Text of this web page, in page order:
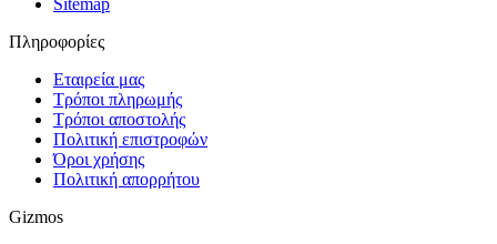
Sitemap
Πληροφορίες
Εταιρεία μας
Τρόποι πληρωμής
Τρόποι αποστολής
Πολιτική επιστροφών
Όροι χρήσης
Πολιτική απορρήτου
Gizmos